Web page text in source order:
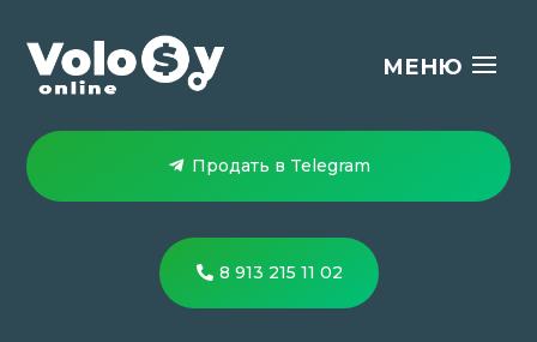
Продать в Telegram
8 913 215 11 02